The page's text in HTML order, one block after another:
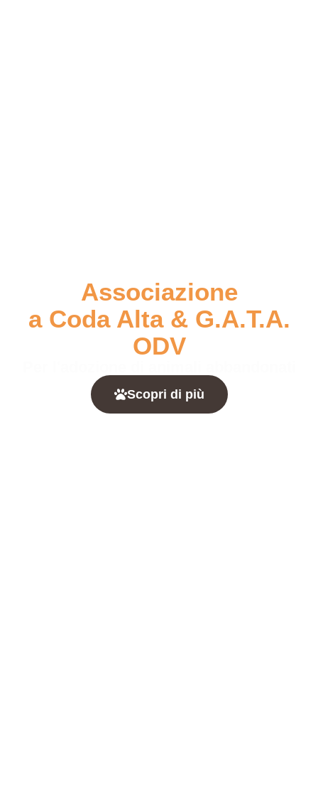
Associazione
a Coda Alta & G.A.T.A.
ODV
Scopri di più